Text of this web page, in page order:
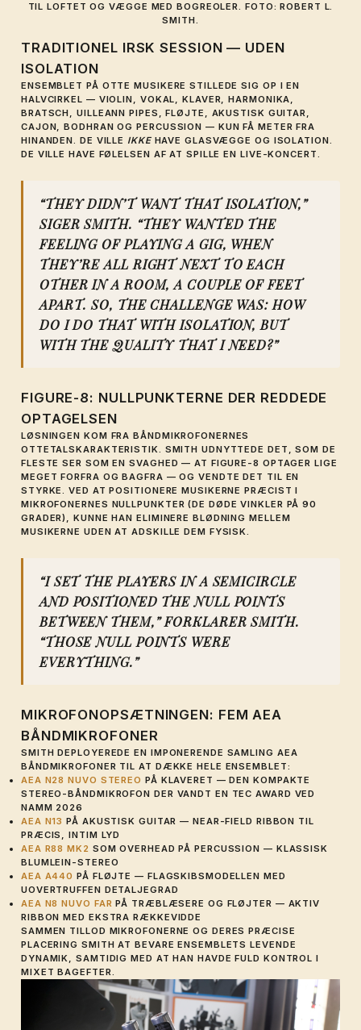
TIL LOFTET OG VÆGGE MED BOGREOLER. FOTO: ROBERT L.
SMITH.
TRADITIONEL IRSK SESSION — UDEN
ISOLATION
ENSEMBLET PÅ OTTE MUSIKERE STILLEDE SIG OP I EN
HALVCIRKEL — VIOLIN, VOKAL, KLAVER, HARMONIKA,
BRATSCH, UILLEANN PIPES, FLØJTE, AKUSTISK GUITAR,
CAJON, BODHRAN OG PERCUSSION — KUN FÅ METER FRA
HINANDEN. DE VILLE IKKEHAVE GLASVÆGGE OG ISOLATION.
DE VILLE HAVE FØLELSEN AF AT SPILLE EN LIVE-KONCERT.
“THEY DIDN’T WANT THAT ISOLATION,”
SIGER SMITH. “THEY WANTED THE
FEELING OF PLAYING A GIG, WHEN
THEY’RE ALL RIGHT NEXT TO EACH
OTHER IN A ROOM, A COUPLE OF FEET
APART. SO, THE CHALLENGE WAS: HOW
DO I DO THAT WITH ISOLATION, BUT
WITH THE QUALITY THAT I NEED?”
FIGURE-8: NULLPUNKTERNE DER REDDEDE
OPTAGELSEN
LØSNINGEN KOM FRA BÅNDMIKROFONERNES
OTTETALSKARAKTERISTIK. SMITH UDNYTTEDE DET, SOM DE
FLESTE SER SOM EN SVAGHED — AT FIGURE-8 OPTAGER LIGE
MEGET FORFRA OG BAGFRA — OG VENDTE DET TIL EN
STYRKE. VED AT POSITIONERE MUSIKERNE PRÆCIST I
MIKROFONERNES NULLPUNKTER (DE DØDE VINKLER PÅ 90
GRADER), KUNNE HAN ELIMINERE BLØDNING MELLEM
MUSIKERNE UDEN AT ADSKILLE DEM FYSISK.
“I SET THE PLAYERS IN A SEMICIRCLE
AND POSITIONED THE NULL POINTS
BETWEEN THEM,” FORKLARER SMITH.
“THOSE NULL POINTS WERE
EVERYTHING.”
MIKROFONOPSÆTNINGEN: FEM AEA
BÅNDMIKROFONER
SMITH DEPLOYEREDE EN IMPONERENDE SAMLING AEA
BÅNDMIKROFONER TIL AT DÆKKE HELE ENSEMBLET:
AEA N28 NUVO STEREO PÅ KLAVERET — DEN KOMPAKTE
STEREO-BÅNDMIKROFON DER VANDT EN TEC AWARD VED
NAMM 2026
AEA N13 PÅ AKUSTISK GUITAR — NEAR-FIELD RIBBON TIL
PRÆCIS, INTIM LYD
AEA R88 MK2 SOM OVERHEAD PÅ PERCUSSION — KLASSISK
BLUMLEIN-STEREO
AEA A440 PÅ FLØJTE — FLAGSKIBSMODELLEN MED
UOVERTRUFFEN DETALJEGRAD
AEA N8 NUVO FAR PÅ TRÆBLÆSERE OG FLØJTER — AKTIV
RIBBON MED EKSTRA RÆKKEVIDDE
SAMMEN TILLOD MIKROFONERNE OG DERES PRÆCISE
PLACERING SMITH AT BEVARE ENSEMBLETS LEVENDE
DYNAMIK, SAMTIDIG MED AT HAN HAVDE FULD KONTROL I
MIXET BAGEFTER.